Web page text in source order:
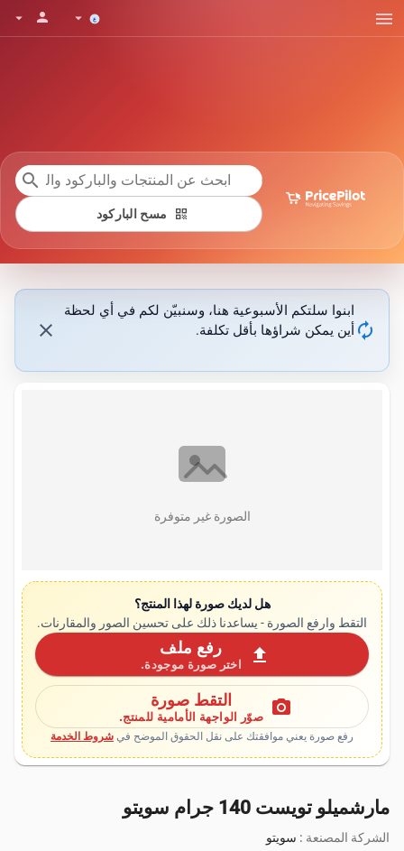
menu
arrow_drop_down
person
arrow_drop_down
search
qr_code مسح الباركود
autorenew
ابنوا سلتكم الأسبوعية هنا، وسنبيّن لكم في أي لحظة
أين يمكن شراؤها بأقل تكلفة.
close
الصورة غير متوفرة
هل لديك صورة لهذا المنتج؟
التقط وارفع الصورة - يساعدنا ذلك على تحسين الصور والمقارنات.
upload رفع ملف
اختر صورة موجودة.
photo_camera التقط صورة
صوّر الواجهة الأمامية للمنتج.
رفع صورة يعني موافقتك على نقل الحقوق الموضح في شروط الخدمة
مارشميلو تويست 140 جرام سويتو
الشركة المصنعة : سويتو